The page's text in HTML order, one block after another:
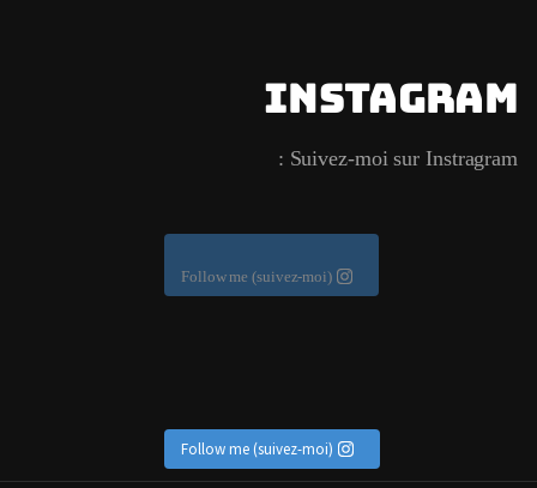
Instagram
Suivez-moi sur Instragram :
Follow me (suivez-moi)
Follow me (suivez-moi)